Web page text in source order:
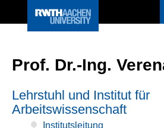
Prof. Dr.-Ing.
Lehrstuhl und Institut für
Arbeitswissenschaft
Institutsleitung